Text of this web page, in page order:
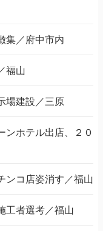
集／府中市内
福山
場建設／三原
ンホテル出店、２０
ンコ店姿消す／福山
工者選考／福山